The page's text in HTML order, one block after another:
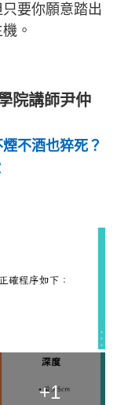
要你願意踏出
。
院講師尹仲
不酒也猝死？
+1